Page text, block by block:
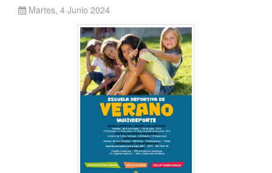
Martes, 4 Junio 2024